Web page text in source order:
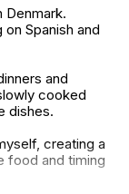
Denmark.
Spanish and
and
cooked
dishes.
creating a
food and timing